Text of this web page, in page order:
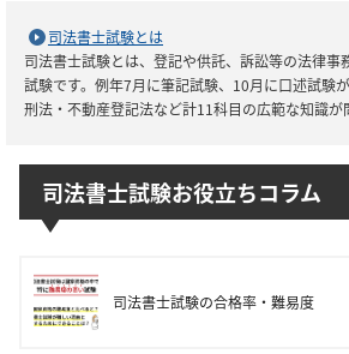
司法書士試験とは
司法書士試験とは、登記や供託、訴訟等の法律事
試験です。例年7月に筆記試験、10月に口述試験
刑法・不動産登記法など計11科目の広範な知識が
司法書士試験お役立ちコラム
司法書士試験の合格率・難易度